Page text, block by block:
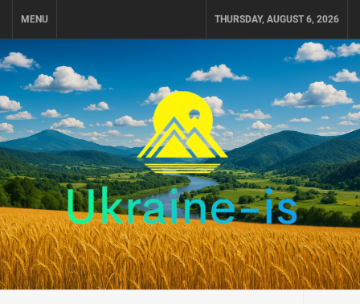
MENU THURSDAY, AUGUST 6, 2026
UKRAINE-IS
ПУТЕШЕСТВИЕ ПО УКРАИНЕ